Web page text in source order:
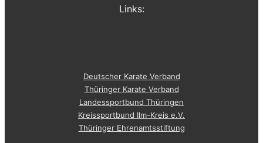
Links:
Deutscher Karate Verband
Thüringer Karate Verband
Landessportbund Thüringen
Kreissportbund Ilm-Kreis e.V.
Thüringer Ehrenamtsstiftung